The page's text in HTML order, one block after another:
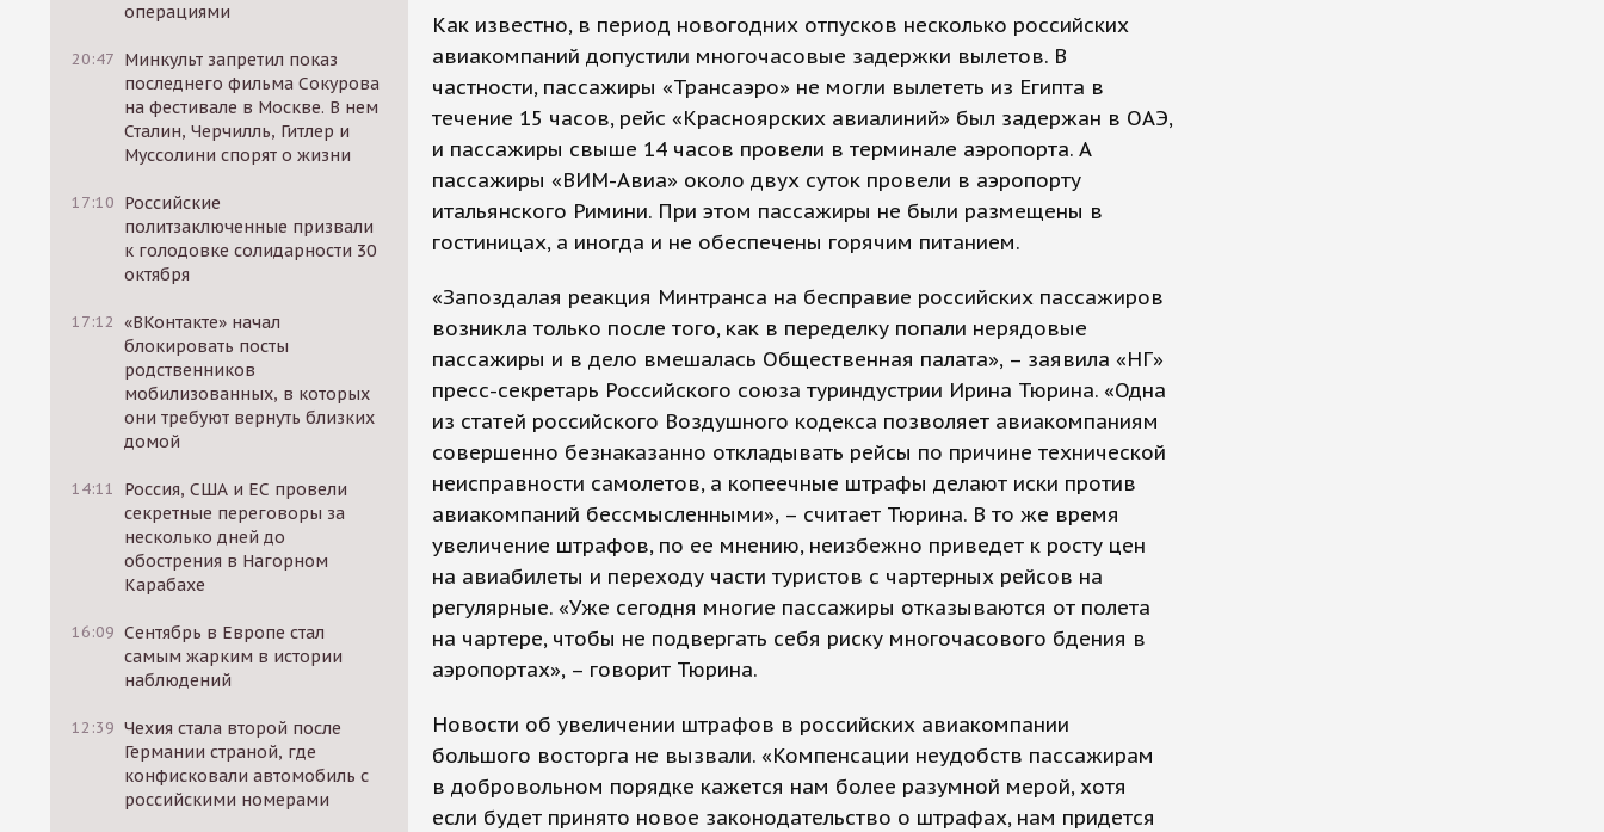
операциями
20:47 Минкульт запретил показ
последнего фильма Сокурова
на фестивале в Москве. В нем
Сталин, Черчилль, Гитлер и
Муссолини спорят о жизни
17:10 Российские
политзаключенные призвали
к голодовке солидарности 30
октября
17:12 «ВКонтакте» начал
блокировать посты
родственников
мобилизованных, в которых
они требуют вернуть близких
домой
14:11
Россия, США и ЕС провели
секретные переговоры за
несколько дней до
обострения в Нагорном
Карабахе
16:09 Сентябрь в Европе стал
самым жарким в истории
наблюдений
12:39 Чехия стала второй после
Германии страной, где
конфисковали автомобиль с
российскими номерами
Как известно, в период новогодних отпусков несколько российских
авиакомпаний допустили многочасовые задержки вылетов. В
частности, пассажиры «Трансаэро» не могли вылететь из Египта в
течение 15 часов, рейс «Красноярских авиалиний» был задержан в ОАЭ,
и пассажиры свыше 14 часов провели в терминале аэропорта. А
пассажиры «ВИМ-Авиа» около двух суток провели в аэропорту
итальянского Римини. При этом пассажиры не были размещены в
гостиницах, а иногда и не обеспечены горячим питанием.
«Запоздалая реакция Минтранса на бесправие российских пассажиров
возникла только после того, как в переделку попали нерядовые
пассажиры и в дело вмешалась Общественная палата», – заявила «НГ»
пресс-секретарь Российского союза туриндустрии Ирина Тюрина. «Одна
из статей российского Воздушного кодекса позволяет авиакомпаниям
совершенно безнаказанно откладывать рейсы по причине технической
неисправности самолетов, а копеечные штрафы делают иски против
авиакомпаний бессмысленными», – считает Тюрина. В то же время
увеличение штрафов, по ее мнению, неизбежно приведет к росту цен
на авиабилеты и переходу части туристов с чартерных рейсов на
регулярные. «Уже сегодня многие пассажиры отказываются от полета
на чартере, чтобы не подвергать себя риску многочасового бдения в
аэропортах», – говорит Тюрина.
Новости об увеличении штрафов в российских авиакомпании
большого восторга не вызвали. «Компенсации неудобств пассажирам
в добровольном порядке кажется нам более разумной мерой, хотя
если будет принято новое законодательство о штрафах, нам придется